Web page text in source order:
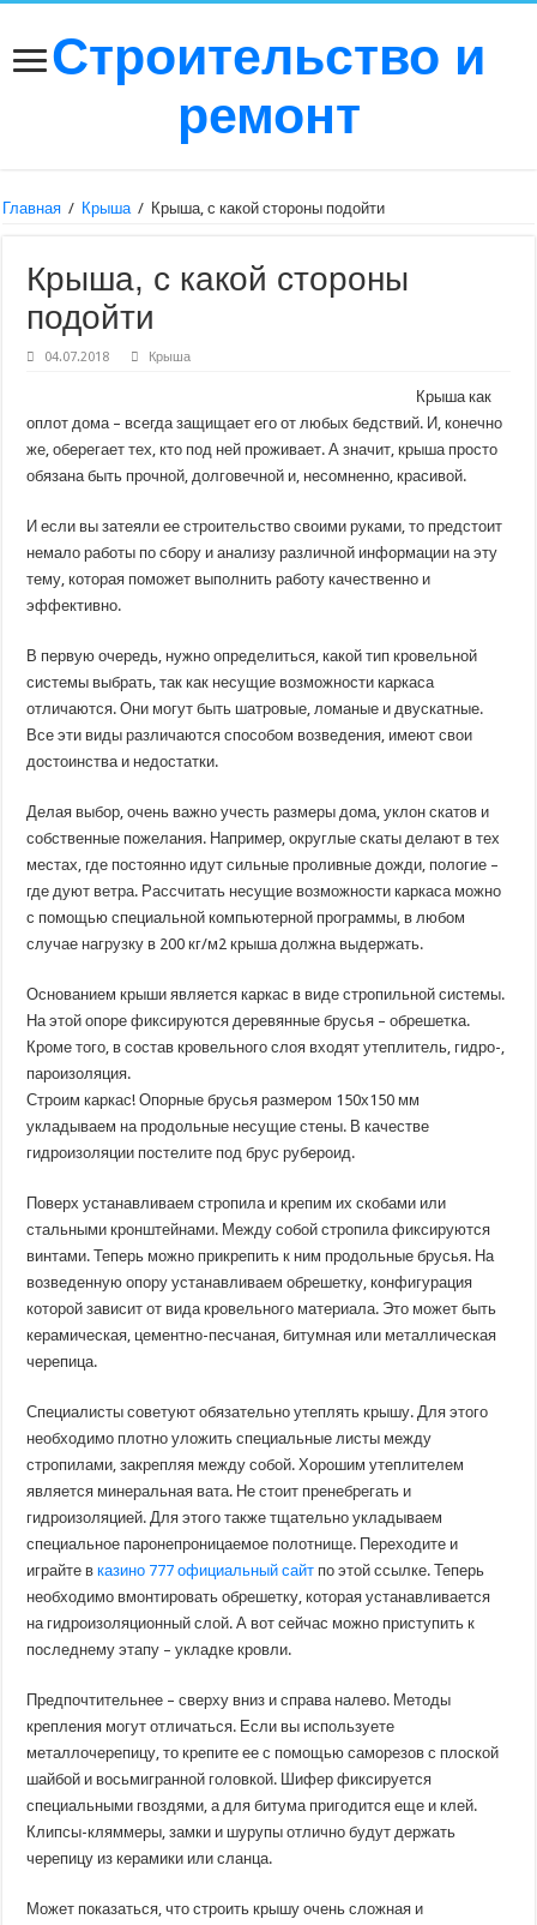
Строительство и
ремонт
Главная / Крыша / Крыша, с какой стороны подойти
Крыша, с какой стороны
подойти
04.07.2018 Крыша
Крыша как
оплот дома – всегда защищает его от любых бедствий. И, конечно
же, оберегает тех, кто под ней проживает. А значит, крыша просто
обязана быть прочной, долговечной и, несомненно, красивой.
И если вы затеяли ее строительство своими руками, то предстоит
немало работы по сбору и анализу различной информации на эту
тему, которая поможет выполнить работу качественно и
эффективно.
В первую очередь, нужно определиться, какой тип кровельной
системы выбрать, так как несущие возможности каркаса
отличаются. Они могут быть шатровые, ломаные и двускатные.
Все эти виды различаются способом возведения, имеют свои
достоинства и недостатки.
Делая выбор, очень важно учесть размеры дома, уклон скатов и
собственные пожелания. Например, округлые скаты делают в тех
местах, где постоянно идут сильные проливные дожди, пологие –
где дуют ветра. Рассчитать несущие возможности каркаса можно
с помощью специальной компьютерной программы, в любом
случае нагрузку в 200 кг/м2 крыша должна выдержать.
Основанием крыши является каркас в виде стропильной системы.
На этой опоре фиксируются деревянные брусья – обрешетка.
Кроме того, в состав кровельного слоя входят утеплитель, гидро-,
пароизоляция.
Строим каркас! Опорные брусья размером 150х150 мм
укладываем на продольные несущие стены. В качестве
гидроизоляции постелите под брус рубероид.
Поверх устанавливаем стропила и крепим их скобами или
стальными кронштейнами. Между собой стропила фиксируются
винтами. Теперь можно прикрепить к ним продольные брусья. На
возведенную опору устанавливаем обрешетку, конфигурация
которой зависит от вида кровельного материала. Это может быть
керамическая, цементно-песчаная, битумная или металлическая
черепица.
Специалисты советуют обязательно утеплять крышу. Для этого
необходимо плотно уложить специальные листы между
стропилами, закрепляя между собой. Хорошим утеплителем
является минеральная вата. Не стоит пренебрегать и
гидроизоляцией. Для этого также тщательно укладываем
специальное паронепроницаемое полотнище. Переходите и
играйте вказино 777 официальный сайт по этой ссылке. Теперь
необходимо вмонтировать обрешетку, которая устанавливается
на гидроизоляционный слой. А вот сейчас можно приступить к
последнему этапу – укладке кровли.
Предпочтительнее – сверху вниз и справа налево. Методы
крепления могут отличаться. Если вы используете
металлочерепицу, то крепите ее с помощью саморезов с плоской
шайбой и восьмигранной головкой. Шифер фиксируется
специальными гвоздями, а для битума пригодится еще и клей.
Клипсы-кляммеры, замки и шурупы отлично будут держать
черепицу из керамики или сланца.
Может показаться, что строить крышу очень сложная и